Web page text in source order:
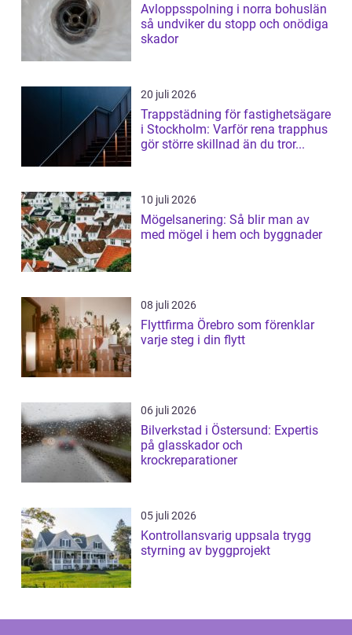
Avloppsspolning i norra bohuslän
så undviker du stopp och onödiga
skador
20 juli 2026
Trappstädning för fastighetsägare
i Stockholm: Varför rena trapphus
gör större skillnad än du tror...
10 juli 2026
Mögelsanering: Så blir man av
med mögel i hem och byggnader
08 juli 2026
Flyttfirma Örebro som förenklar
varje steg i din flytt
06 juli 2026
Bilverkstad i Östersund: Expertis
på glasskador och
krockreparationer
05 juli 2026
Kontrollansvarig uppsala trygg
styrning av byggprojekt